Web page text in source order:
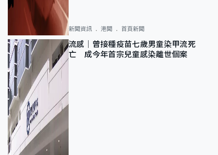
新聞資訊 港聞 首頁新聞
流感｜曾接種疫苗七歲男童染甲流死
亡 成今年首宗兒童感染離世個案